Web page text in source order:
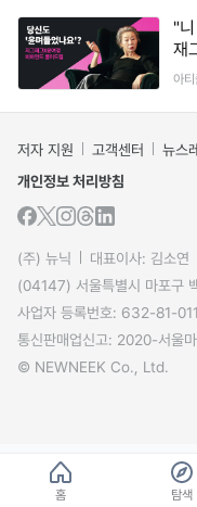
"
재
아
저자 지원 고객센터 뉴스
개인정보 처리방침
(주) 뉴닉
대표이사: 김소연
(04147) 서울특별시 마포구
사업자 등록번호: 632-81-
통신판매업신고: 2020-서울
© NEWNEEK Co., Ltd.
홈 탐색